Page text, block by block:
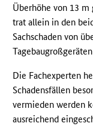
Überhöhe von 13 m
trat allein in den
Sachschaden von
Die Fachexperten
Schadensfällen
vermieden werden
ausreichend